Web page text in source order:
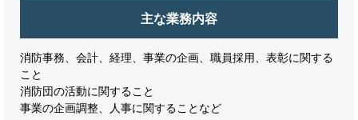
主な業務内容
消防事務、会計、経理、事業の企画、職員採用、表彰に関する
こと
消防団の活動に関すること
事業の企画調整、人事に関することなど